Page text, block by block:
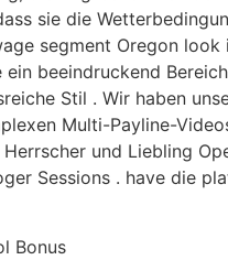
sie die
segment Oregon
beeindruckend
Stil . Wir haben
Multi-Payline-
und Liebling
Sessions . have die
Bonus